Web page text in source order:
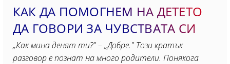
КАК ДА ПОМОГНЕМ НА ДЕТЕТО
ДА ГОВОРИ ЗА ЧУВСТВАТА СИ
„Как мина денят ти?" – „Добре." Този кратък
разговор е познат на много родители. Понякога